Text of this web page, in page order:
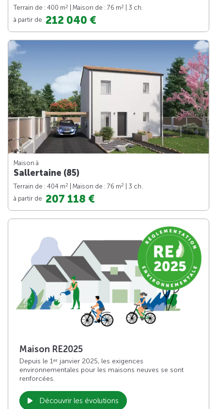
Terrain de : 400 m2 | Maison de : 76 m2
| 3 ch.
à partir de 212 040 €
Maison à
Sallertaine (85)
Terrain de : 404 m2 | Maison de : 76 m2
| 3 ch.
à partir de 207 118 €
Maison RE2025
Depuis le 1er janvier 2025, les exigences
environnementales pour les maisons neuves se sont
renforcées.
Découvrir les évolutions